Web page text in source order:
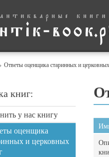
Ответы оценщика старинных и
книг:
у нас книгу
оценщика
и церковных